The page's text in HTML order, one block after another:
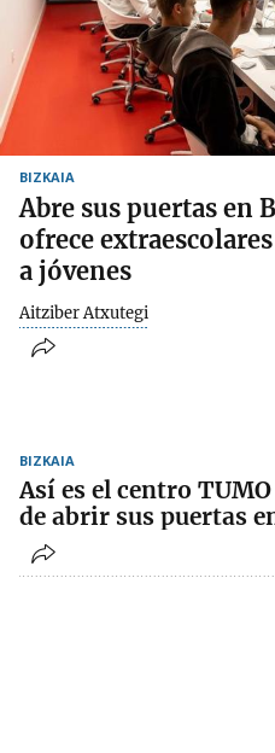
BIZKAIA
Abre sus puertas en
ofrece
a jóvenes
Aitziber Atxutegi
BIZKAIA
Así es el centro
de abrir sus puertas